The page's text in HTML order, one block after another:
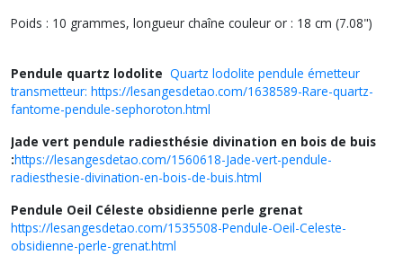
Poids : 10 grammes, longueur chaîne couleur or : 18 cm (7.08")
Pendule quartz lodolite Quartz lodolite pendule émetteur
transmetteur: https://lesangesdetao.com/1638589-Rare-quartz-
fantome-pendule-sephoroton.html
Jade vert pendule radiesthésie divination en bois de buis
:https://lesangesdetao.com/1560618-Jade-vert-pendule-
radiesthesie-divination-en-bois-de-buis.html
Pendule Oeil Céleste obsidienne perle grenat
https://lesangesdetao.com/1535508-Pendule-Oeil-Celeste-
obsidienne-perle-grenat.html